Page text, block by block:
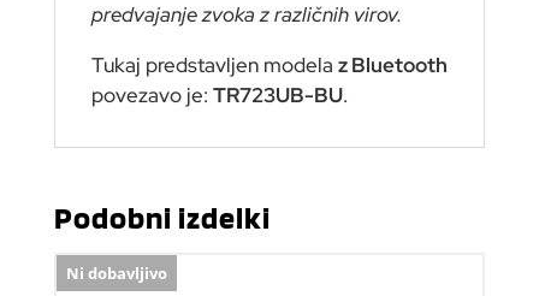
predvajanje zvoka z različnih virov.
Tukaj predstavljen modela z Bluetooth
povezavo je: TR723UB-BU.
Podobni izdelki
Ni dobavljivo